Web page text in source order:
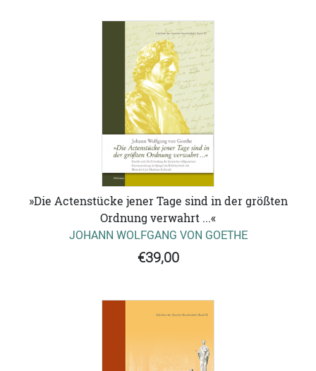
»Die Actenstücke jener Tage sind in der größten
Ordnung verwahrt ...«
JOHANN WOLFGANG VON GOETHE
€39,00